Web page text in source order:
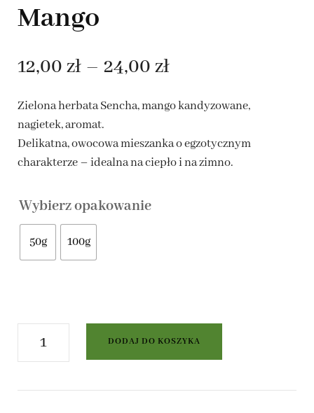
Mango
12,00 zł – 24,00 złZakres
cen:
12,00 zł
Zielona herbata Sencha, mango kandyzowane,
nagietek, aromat.
Delikatna, owocowa mieszanka o egzotycznym
charakterze – idealna na ciepło i na zimno.
Wybierz opakowanie
50g 100g
ilość
Zielona
herbata
DODAJ DO KOSZYKA